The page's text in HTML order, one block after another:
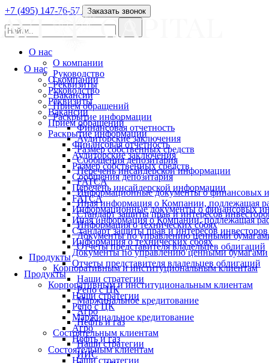
О нас
О компании
Руководство
Реквизиты
Вакансии
Прием обращений
Раскрытие информации
Финансовая отчетность
Аудиторские заключения
Размер собственных средств
Сообщения депозитария
Перечень инсайдерской информации
FATCA
Информационные документы о финансовых
Иная информация о Компании, подлежащая
Стандарт защиты прав и интересов инвесторов
Информация о технических сбоях
Документы по управлению ценными бумагами
Отчеты представителя владельцев облигаций
Продукты
Корпоративным и институциональным клиентам
Наши стратегии
Репо с ЦК
Маржинальное кредитование
Агро
Нефть и газ
Состоятельным клиентам
Наши стратегии
+7 (495) 147-76-57 Заказать звонок
О нас
О компании
Руководство
Реквизиты
Вакансии
Прием обращений
Раскрытие информации
Финансовая отчетность
Аудиторские заключения
Размер собственных средств
Сообщения депозитария
Перечень инсайдерской информации
FATCA
Информационные документы о финансовых
Иная информация о Компании, подлежащая
Стандарт защиты прав и интересов
Информация о технических сбоях
Документы по управлению ценными
Отчеты представителя владельцев облигаций
Продукты
Корпоративным и институциональным клиентам
Наши стратегии
Репо с ЦК
Маржинальное кредитование
Агро
Нефть и газ
Состоятельным клиентам
Наши стратегии
ИИС